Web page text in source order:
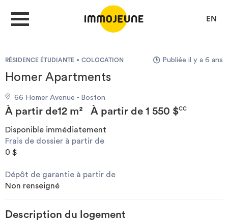
EN
DÉPOSER UNE ANNONCE
Je cherche un logement
Je propose un bien
RÉSIDENCE ÉTUDIANTE COLOCATION Publiée il y a 6 ans
Homer Apartments
66 Homer Avenue - Boston
À partir de12 m² À partir de 1 550 $CC
Disponible immédiatement
Frais de dossier à partir de
0 $
Dépôt de garantie à partir de
Non renseigné
Description du logement